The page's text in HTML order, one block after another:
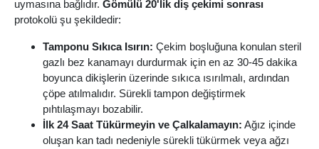
uymasına bağlıdır. Gömülü 20'lik diş çekimi sonrası
protokolü şu şekildedir:
Tamponu Sıkıca Isırın: Çekim boşluğuna konulan steril
gazlı bez kanamayı durdurmak için en az 30-45 dakika
boyunca dikişlerin üzerinde sıkıca ısırılmalı, ardından
çöpe atılmalıdır. Sürekli tampon değiştirmek
pıhtılaşmayı bozabilir.
İlk 24 Saat Tükürmeyin ve Çalkalamayın: Ağız içinde
oluşan kan tadı nedeniyle sürekli tükürmek veya ağzı